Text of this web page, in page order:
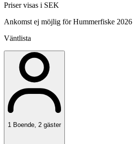
Priser visas i SEK
Ankomst ej möjlig för Hummerfiske 2026
Väntlista
1 Boende 2 gäster